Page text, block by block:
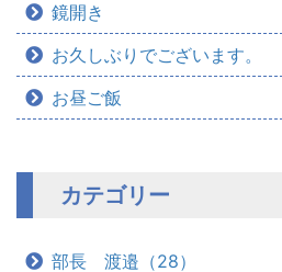
鏡開き
お久しぶりでございます。
お昼ご飯
カテゴリー
部長 渡邉（28）